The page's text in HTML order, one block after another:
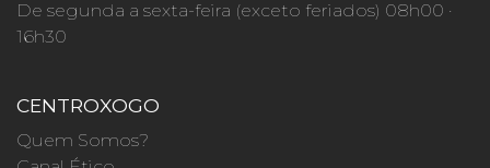
De segunda a sexta-feira (exceto feriados) 08h00 ·
16h30
CENTROXOGO
Quem Somos?